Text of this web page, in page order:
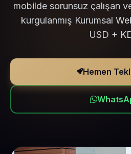
mobilde sorunsuz çalışan
kurgulanmış Kurumsal
USD +
Hemen